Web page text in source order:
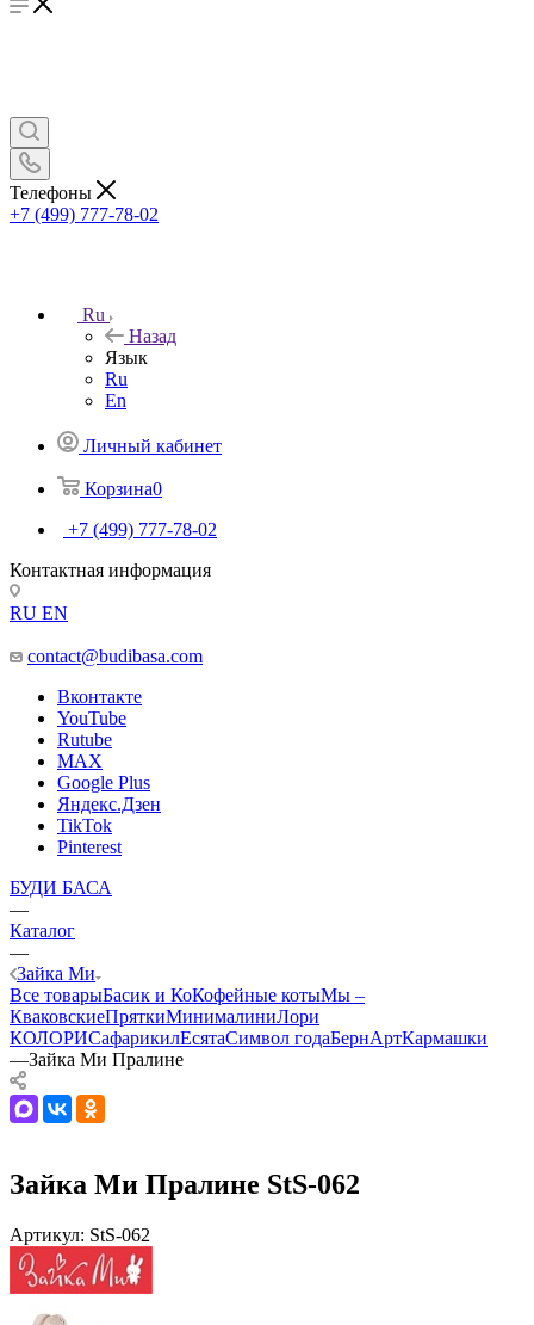
Телефоны
+7 (499) 777-78-02
Ru
Назад
Язык
Ru
En
Личный кабинет
Корзина0
+7 (499) 777-78-02
Контактная информация
RU EN
contact@budibasa.com
Вконтакте
YouTube
Rutube
MAX
Google Plus
Яндекс.Дзен
TikTok
Pinterest
БУДИ БАСА
—
Каталог
—
Зайка Ми
Все товарыБасик и КоКофейные котыМы –
КваковскиеПряткиМинималиниЛори
КОЛОРИСафарикилЕсятаСимвол годаБернАртКармашки
—Зайка Ми Пралине
Зайка Ми Пралине StS-062
Артикул: StS-062